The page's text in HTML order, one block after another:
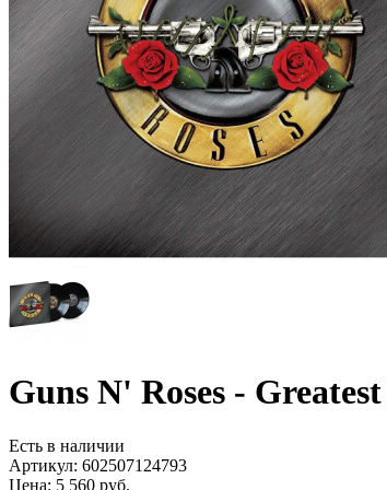
Guns N' Roses -
Есть в наличии
Артикул: 602507124793
Цена: 5 560 руб.